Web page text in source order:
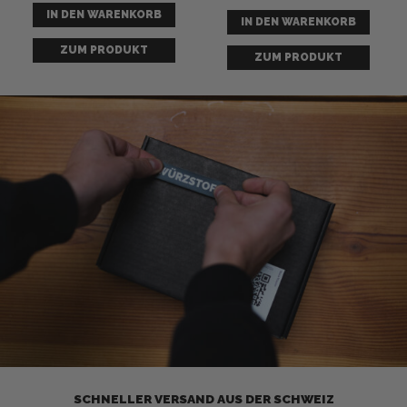
von 5
IN DEN WARENKORB
ZUM PRODUKT
von 5
IN DEN WARENKORB
ZUM PRODUKT
SCHNELLER VERSAND AUS DER SCHWEIZ